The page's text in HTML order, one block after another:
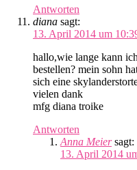
Antworten
diana sagt:
13. April 2014 um
hallo,wie lange kann
bestellen? mein sohn
sich eine
vielen dank
mfg diana troike
Antworten
Anna Meier sagt:
13. April 2014